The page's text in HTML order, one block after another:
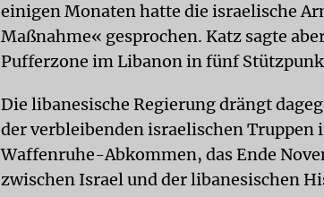
einigen Monaten hatte die israelische
Maßnahme« gesprochen. Katz sagte
Pufferzone im Libanon in fünf
Die libanesische Regierung drängt
der verbleibenden israelischen Truppen
Waffenruhe-Abkommen, das Ende
zwischen Israel und der libanesischen